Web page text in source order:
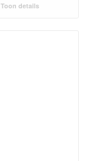
Toon details